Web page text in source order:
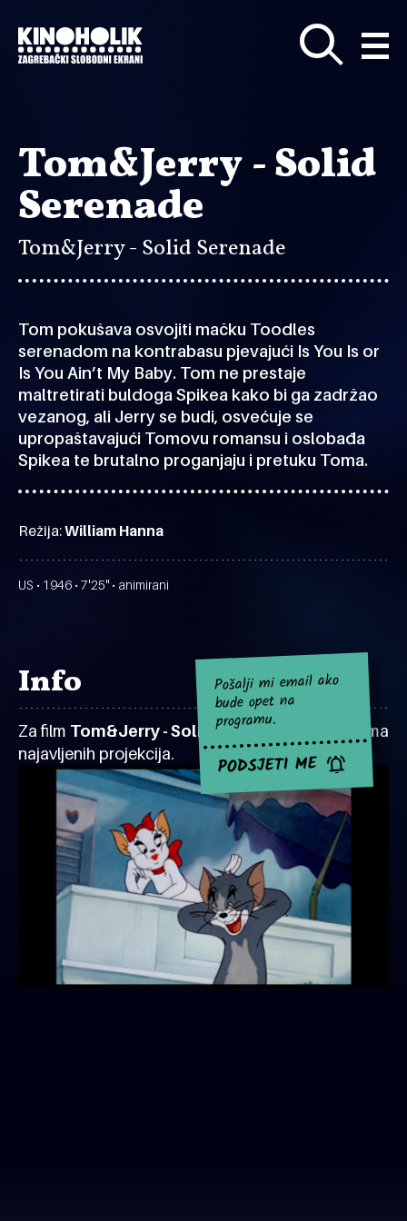
glavni
sadržaj
Tom&Jerry - Solid
Serenade
Tom&Jerry - Solid Serenade
Tom pokušava osvojiti mačku Toodles
serenadom na kontrabasu pjevajući Is You Is or
Is You Ain’t My Baby. Tom ne prestaje
maltretirati buldoga Spikea kako bi ga zadržao
vezanog, ali Jerry se budi, osvećuje se
upropaštavajući Tomovu romansu i oslobađa
Spikea te brutalno proganjaju i pretuku Toma.
Režija:William Hanna
US • 1946 • 7'25" • animirani
Info
Za film Tom&Jerry - Solid Serenade
za sad nema
najavljenih projekcija.
Pošalji mi email ako
bude opet na
programu.
PODSJETI ME